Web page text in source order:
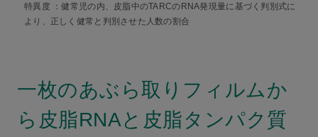
特異度 ：健常児の内、皮脂中のTARCのRNA発現量に基づく判別式に
より、正しく健常と判別させた人数の割合
一枚のあぶら取りフィルムか
ら皮脂RNAと皮脂タンパク質